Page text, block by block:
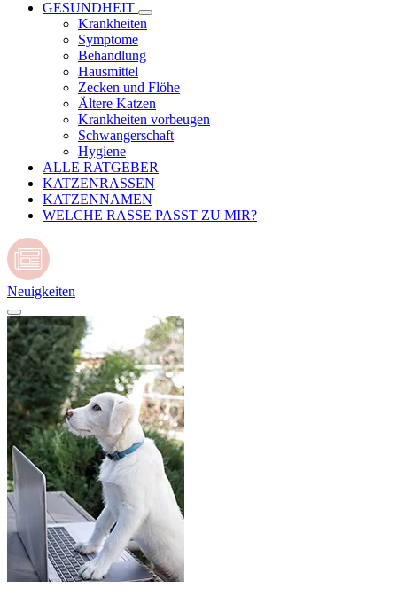
GESUNDHEIT
Krankheiten
Symptome
Behandlung
Hausmittel
Zecken und Flöhe
Ältere Katzen
Krankheiten vorbeugen
Schwangerschaft
Hygiene
ALLE RATGEBER
KATZENRASSEN
KATZENNAMEN
WELCHE RASSE PASST ZU MIR?
Neuigkeiten